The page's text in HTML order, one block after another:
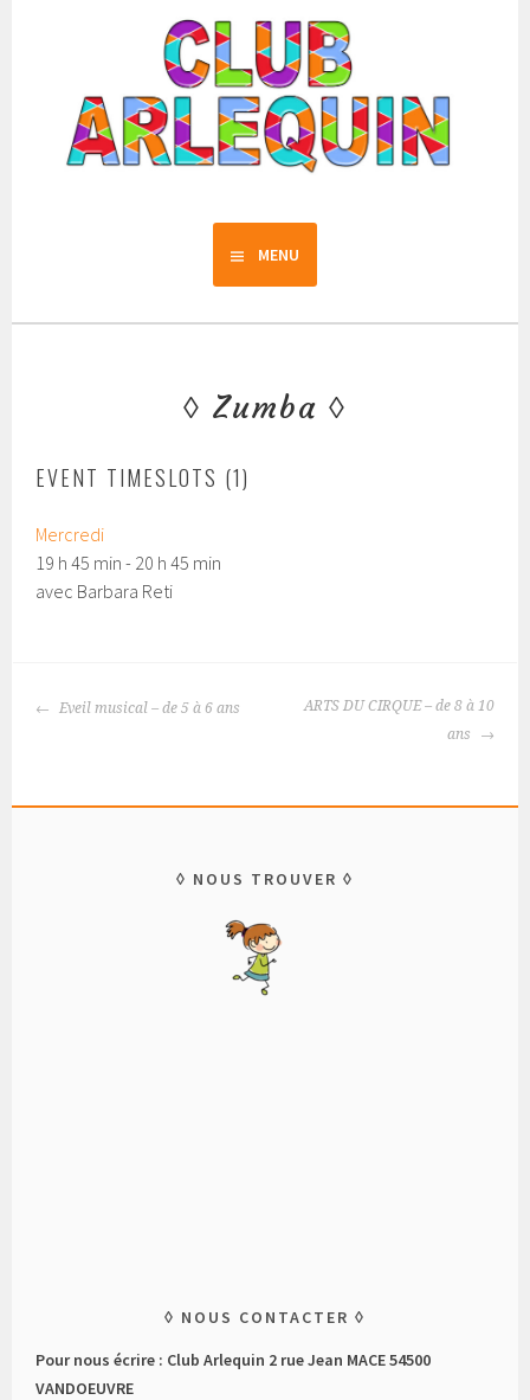
Club Arlequin
MENU
Zumba
EVENT TIMESLOTS (1)
Mercredi
19 h 45 min - 20 h 45 min
avec Barbara Reti
articles
Eveil musical – de 5 à 6 ans
ARTS DU CIRQUE – de 8 à 10
ans
NOUS TROUVER
NOUS CONTACTER
Pour nous écrire : Club Arlequin 2 rue Jean MACE 54500
VANDOEUVRE